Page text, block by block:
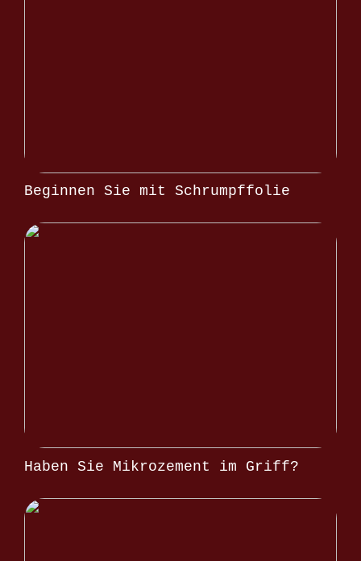
Beginnen Sie mit Schrumpffolie
Haben Sie Mikrozement im Griff?